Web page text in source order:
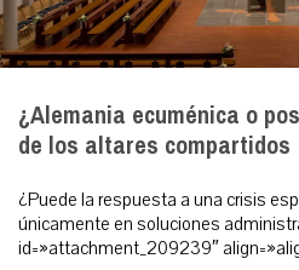
¿Alemania ecuménica o
de los altares compartidos
¿Puede la respuesta a una crisis
únicamente en soluciones
id=»attachment_209239″